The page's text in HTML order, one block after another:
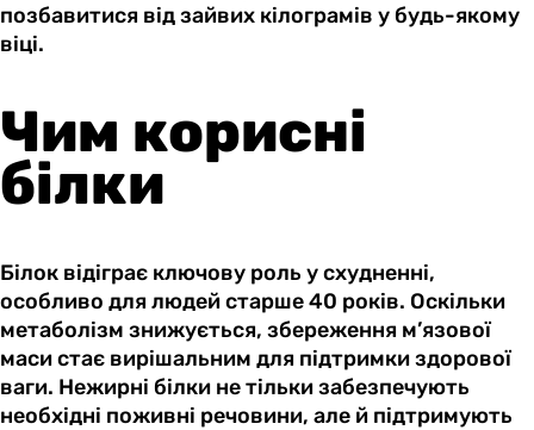
позбавитися від зайвих кілограмів у будь-якому
віці.
Чим корисні
білки
Білок відіграє ключову роль у схудненні,
особливо для людей старше 40 років. Оскільки
метаболізм знижується, збереження м’язової
маси стає вирішальним для підтримки здорової
ваги. Нежирні білки не тільки забезпечують
необхідні поживні речовини, але й підтримують